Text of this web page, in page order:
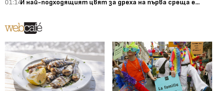
01:14И най-подходящият цвят за дреха на първа среща е...